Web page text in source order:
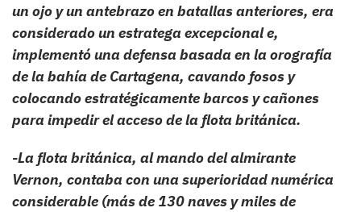
un ojo y un antebrazo en batallas anteriores, era
considerado un estratega excepcional e,
implementó una defensa basada en la orografía
de la bahía de Cartagena, cavando fosos y
colocando estratégicamente barcos y cañones
para impedir el acceso de la flota británica.
-La flota británica, al mando del almirante
Vernon, contaba con una superioridad numérica
considerable (más de 130 naves y miles de